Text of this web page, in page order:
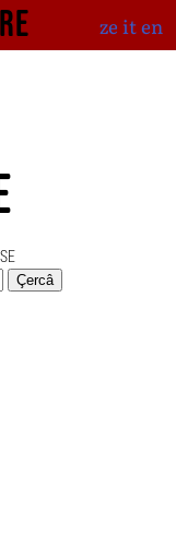
ze iten
Çercâ